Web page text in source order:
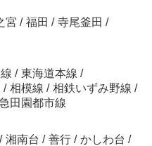
宮 / 福田 / 寺尾釜田 /
/ 東海道本線 /
/ 相模線 / 相鉄いずみ野線 /
田園都市線
/ 湘南台 / 善行 / かしわ台 /